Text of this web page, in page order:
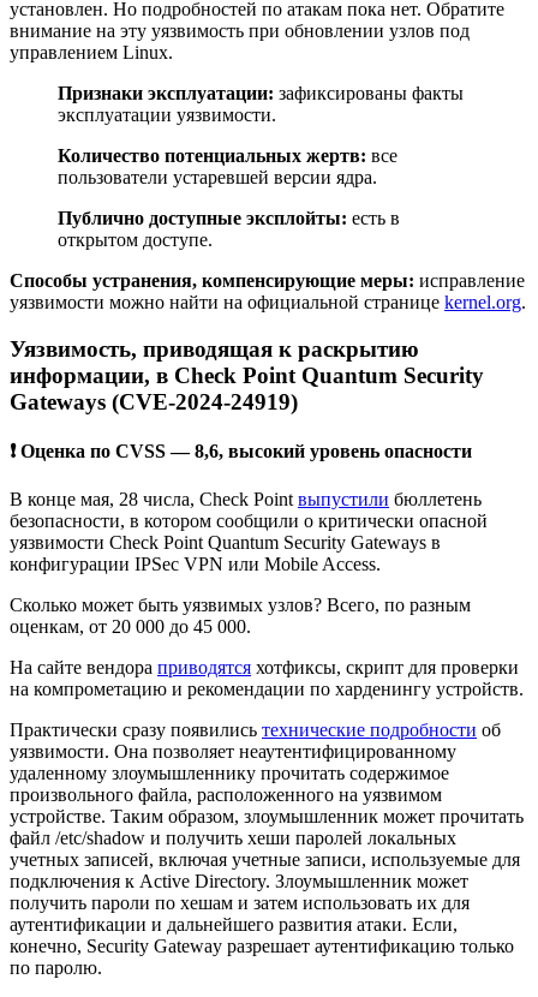
установлен. Но подробностей по атакам пока нет. Обратите
внимание на эту уязвимость при обновлении узлов под
управлением Linux.
Признаки эксплуатации: зафиксированы факты
эксплуатации уязвимости.
Количество потенциальных жертв: все
пользователи устаревшей версии ядра.
Публично доступные эксплойты: есть в
открытом доступе.
Способы устранения, компенсирующие меры: исправление
уязвимости можно найти на официальной странице kernel.org.
Уязвимость, приводящая к раскрытию
информации, в Check Point Quantum Security
Gateways (CVE-2024-24919)
❗ Оценка по CVSS — 8,6, высокий уровень опасности
В конце мая, 28 числа, Check Pointвыпустили бюллетень
безопасности, в котором сообщили о критически опасной
уязвимости Check Point Quantum Security Gateways в
конфигурации IPSec VPN или Mobile Access.
Сколько может быть уязвимых узлов? Всего, по разным
оценкам, от 20 000 до 45 000.
На сайте вендора приводятся хотфиксы, скрипт для проверки
на компрометацию и рекомендации по харденингу устройств.
Практически сразу появились технические подробности об
уязвимости. Она позволяет неаутентифицированному
удаленному злоумышленнику прочитать содержимое
произвольного файла, расположенного на уязвимом
устройстве. Таким образом, злоумышленник может прочитать
файл /etc/shadow и получить хеши паролей локальных
учетных записей, включая учетные записи, используемые для
подключения к Active Directory. Злоумышленник может
получить пароли по хешам и затем использовать их для
аутентификации и дальнейшего развития атаки. Если,
конечно, Security Gateway разрешает аутентификацию только
по паролю.